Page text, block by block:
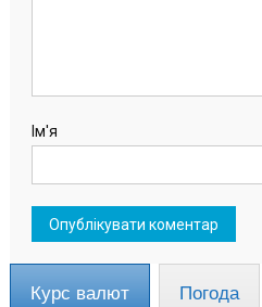
Ім'я
Курс валют Погода